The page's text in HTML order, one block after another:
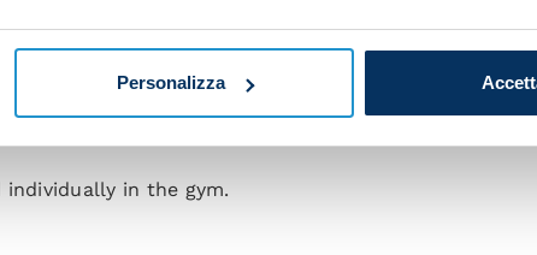
Personalizza
on the agenda.
in the gym.